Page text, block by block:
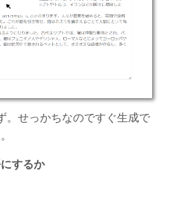
。せっかちなのですぐ生成で
するか